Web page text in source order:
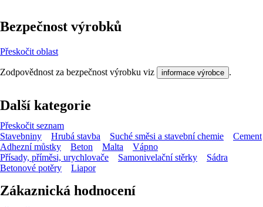
Bezpečnost výrobků
Přeskočit oblast
Zodpovědnost za bezpečnost výrobku viz informace výrobce .
Další kategorie
Přeskočit seznam
Stavebniny
Hrubá stavba Suché směsi a stavební chemie
Cement
Adhezní můstky
Beton Malta
Vápno
Přísady, příměsi, urychlovače
Samonivelační stěrky
Sádra
Betonové potěry
Liapor
Zákaznická hodnocení